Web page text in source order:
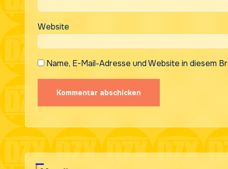
Website
Name, E-Mail-Adresse und Website in diesem